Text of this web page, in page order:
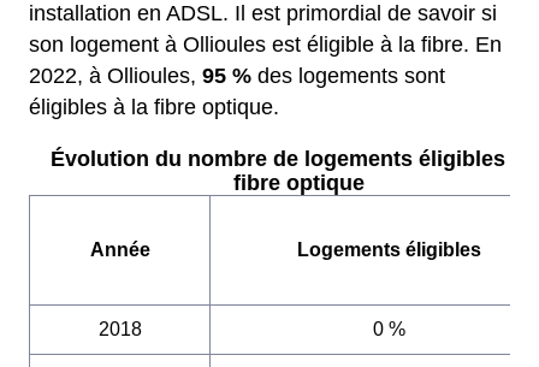
installation en ADSL. Il est primordial de savoir si
son logement à Ollioules est éligible à la fibre. En
2022, à Ollioules, 95 % des logements sont
éligibles à la fibre optique.
Évolution du nombre de logements éligibles à
fibre optique
Année Logements éligibles
2018 0 %